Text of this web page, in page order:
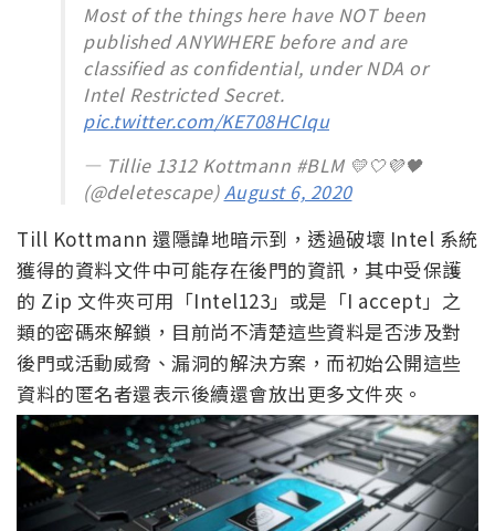
Most of the things here have NOT been
published ANYWHERE before and are
classified as confidential, under NDA or
Intel Restricted Secret.
pic.twitter.com/KE708HCIqu
— Tillie 1312 Kottmann #BLM 💛🤍💜🖤
(@deletescape)August 6, 2020
Till Kottmann 還隱諱地暗示到，透過破壞 Intel 系統
獲得的資料文件中可能存在後門的資訊，其中受保護
的 Zip 文件夾可用「Intel123」或是「I accept」之
類的密碼來解鎖，目前尚不清楚這些資料是否涉及對
後門或活動威脅、漏洞的解決方案，而初始公開這些
資料的匿名者還表示後續還會放出更多文件夾。